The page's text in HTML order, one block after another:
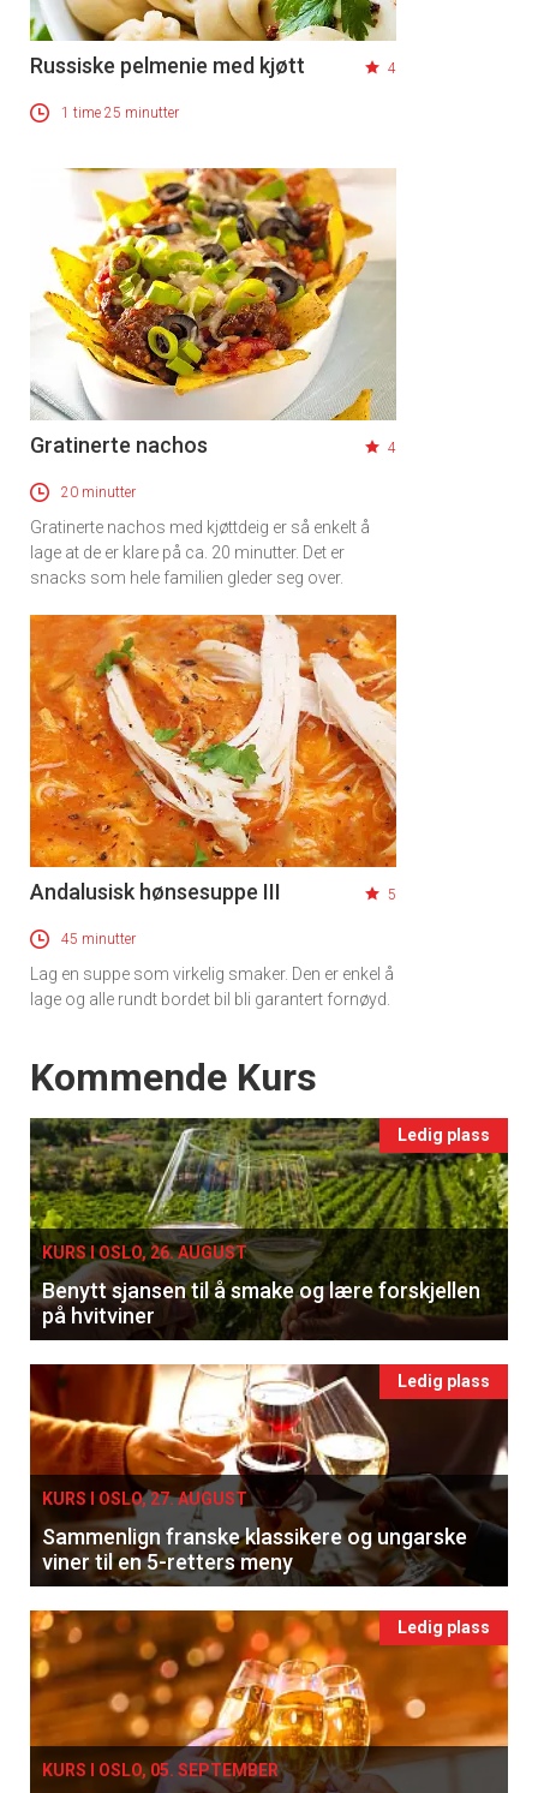
Russiske pelmenie med kjøtt 4
1 time 25 minutter
Gratinerte nachos 4
20 minutter
Gratinerte nachos med kjøttdeig er så enkelt å
lage at de er klare på ca. 20 minutter. Det er
snacks som hele familien gleder seg over.
Andalusisk hønsesuppe III 5
45 minutter
Lag en suppe som virkelig smaker. Den er enkel å
lage og alle rundt bordet bil bli garantert fornøyd.
Events
Kommende Kurs
Ledig plass
KURS I OSLO, 26. AUGUST
Benytt sjansen til å smake og lære forskjellen
på hvitviner
Ledig plass
KURS I OSLO, 27. AUGUST
Sammenlign franske klassikere og ungarske
viner til en 5-retters meny
Ledig plass
KURS I OSLO, 05. SEPTEMBER